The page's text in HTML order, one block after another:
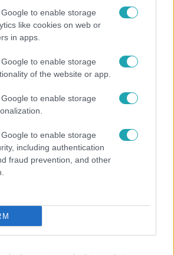
to enable storage
like cookies on web or
in apps.
to enable storage
of the website or app.
to enable storage
to enable storage
including authentication
fraud prevention, and other
örök nyugalomra Anna nénit. A
megadják a lehetőséget, hogy